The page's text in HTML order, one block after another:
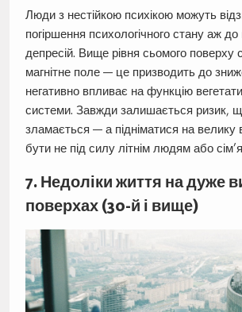
Люди з нестійкою психікою можуть
погіршення психологічного стану аж
депресій. Вище рівня сьомого поверху
магнітне поле — це призводить до
негативно впливає на функцію
системи. Завжди залишається ризик,
зламається — а підніматися на велику
бути не під силу літнім людям або
7. Недоліки життя на дуже
поверхах (30-й і вище)